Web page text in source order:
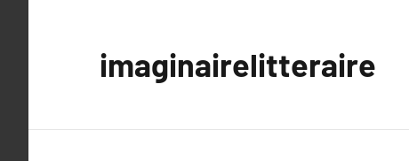
imaginairelitteraire